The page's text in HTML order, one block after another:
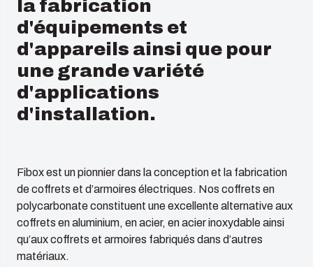
la fabrication
d'équipements et
d'appareils ainsi que pour
une grande variété
d'applications
d'installation.
Fibox est un pionnier dans la conception et la fabrication
de coffrets et d’armoires électriques. Nos coffrets en
polycarbonate constituent une excellente alternative aux
coffrets en aluminium, en acier, en acier inoxydable ainsi
qu’aux coffrets et armoires fabriqués dans d’autres
matériaux.